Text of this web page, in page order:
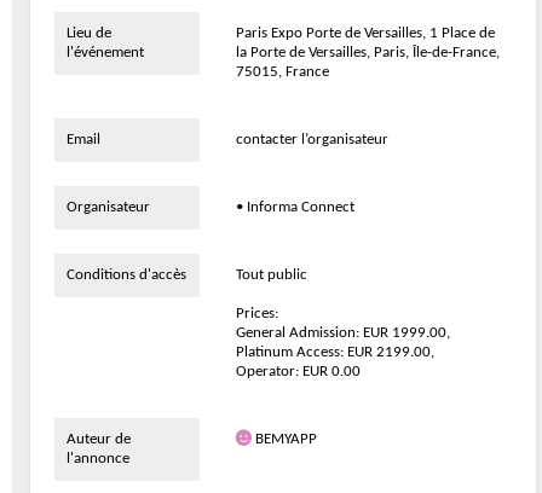
Lieu de
l'événement
Paris Expo Porte de Versailles, 1 Place de
la Porte de Versailles, Paris, Île-de-France,
75015, France
Email contacter l’organisateur
Organisateur • Informa Connect
Conditions d'accès Tout public
Prices:
General Admission: EUR 1999.00,
Platinum Access: EUR 2199.00,
Operator: EUR 0.00
Auteur de
l'annonce
BEMYAPP